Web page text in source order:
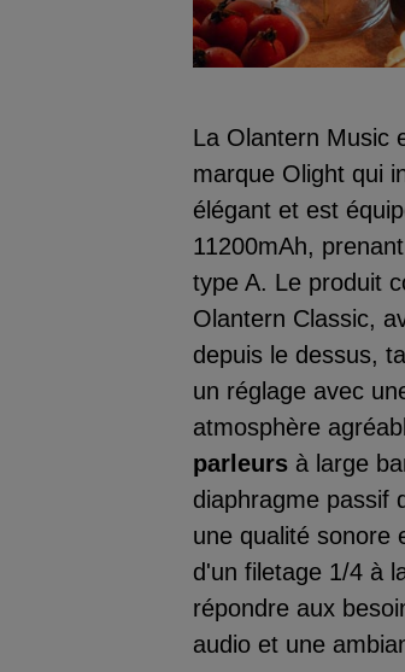
La Olantern Music
marque Olight qui
élégant et est
11200mAh,
type A. Le produit
Olantern Classic,
depuis le dessus,
un réglage avec
atmosphère
parleurs à large
diaphragme passif
une qualité sonore
d'un filetage 1/4 à
répondre aux
audio et une